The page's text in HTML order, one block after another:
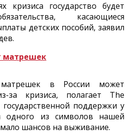
кризиса государство будет
касающиеся
детских пособий, заявил
матрешек
матрешек в России может
за кризиса, полагает The
поддержки у
одного из символов нашей
мало шансов на выживание.